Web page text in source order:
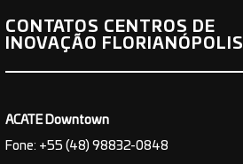
CONTATOS CENTROS DE
INOVAÇÃO FLORIANÓPOLIS
ACATE Downtown
Fone: +55 (48) 98832-0848